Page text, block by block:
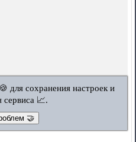
для сохранения настроек и
сервиса 📈.
🤝